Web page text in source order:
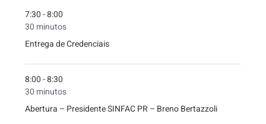
7:30 - 8:00
30 minutos
Entrega de Credenciais
8:00 - 8:30
30 minutos
Abertura – Presidente SINFAC PR – Breno Bertazzoli